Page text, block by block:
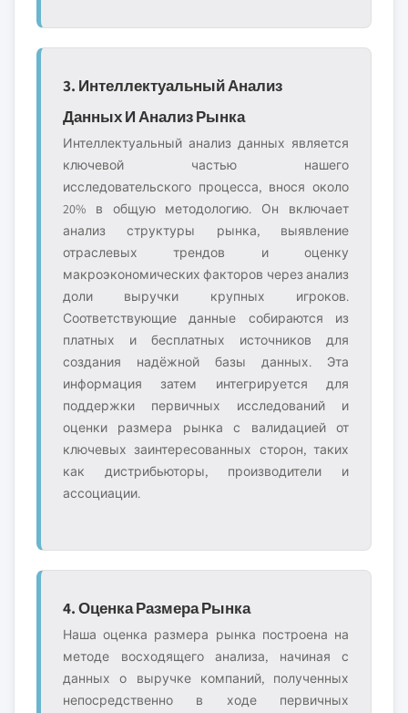
3. Интеллектуальный Анализ
Данных И Анализ Рынка
Интеллектуальный анализ данных является
ключевой частью нашего
исследовательского процесса, внося около
20% в общую методологию. Он включает
анализ структуры рынка, выявление
отраслевых трендов и оценку
макроэкономических факторов через анализ
доли выручки крупных игроков.
Соответствующие данные собираются из
платных и бесплатных источников для
создания надёжной базы данных. Эта
информация затем интегрируется для
поддержки первичных исследований и
оценки размера рынка с валидацией от
ключевых заинтересованных сторон, таких
как дистрибьюторы, производители и
ассоциации.
4. Оценка Размера Рынка
Наша оценка размера рынка построена на
методе восходящего анализа, начиная с
данных о выручке компаний, полученных
непосредственно в ходе первичных